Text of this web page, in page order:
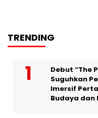
TRENDING
Debut “The
Suguhkan
Imersif
Budaya dan